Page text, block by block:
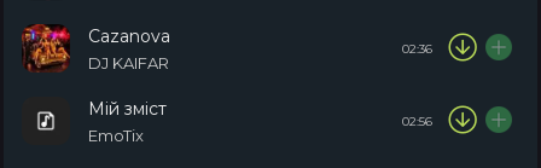
Cazanova
DJ KAIFAR
02:36
Мій зміст
EmoTix
02:56